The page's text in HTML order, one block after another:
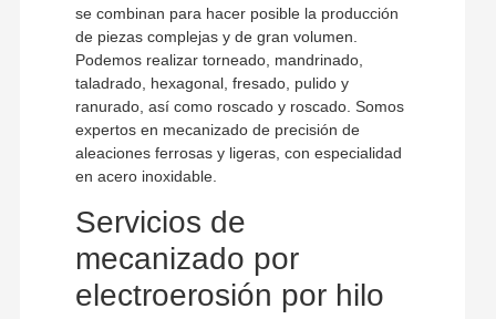
se combinan para hacer posible la producción
de piezas complejas y de gran volumen.
Podemos realizar torneado, mandrinado,
taladrado, hexagonal, fresado, pulido y
ranurado, así como roscado y roscado. Somos
expertos en mecanizado de precisión de
aleaciones ferrosas y ligeras, con especialidad
en acero inoxidable.
Servicios de
mecanizado por
electroerosión por hilo